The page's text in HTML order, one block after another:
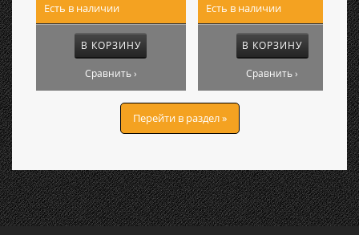
Есть в наличии
В КОРЗИНУ
Сравнить ›
Есть в наличии
В КОРЗИНУ
Сравнить ›
Перейти в раздел »